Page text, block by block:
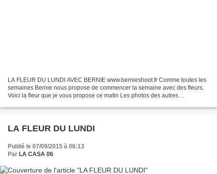
LA FLEUR DU LUNDI AVEC BERNIE www.bernieshoot.fr Comme toutes les
semaines Bernie nous propose de commencer la semaine avec des fleurs.
Voici la fleur que je vous propose ce matin Les photos des autres
LA FLEUR DU LUNDI
Publié le 07/09/2015 à 06:13
Par LA CASA 06